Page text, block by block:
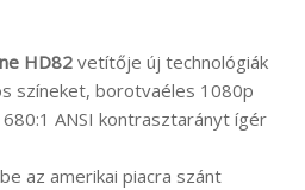
HD82 vetítője új technológiák
színeket, borotvaéles 1080p
ANSI kontrasztarányt ígér
az amerikai piacra szánt